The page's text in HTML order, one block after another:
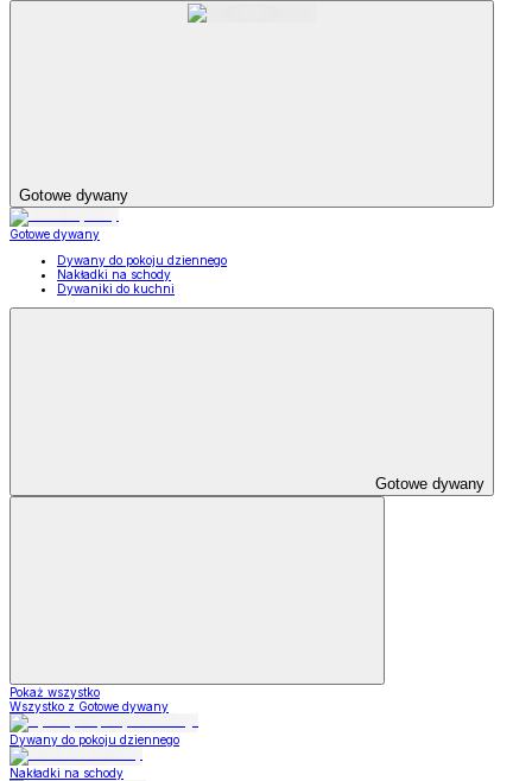
Gotowe dywany
Gotowe dywany
Dywany do pokoju dziennego
Nakładki na schody
Dywaniki do kuchni
Gotowe dywany
Pokaż wszystko
Wszystko z Gotowe dywany
Dywany do pokoju dziennego
Nakładki na schody